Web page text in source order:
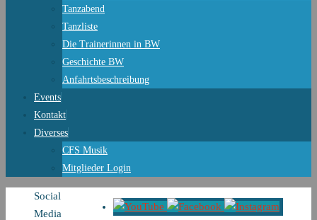
Tanzabend
Tanzliste
Die Trainerinnen in BW
Geschichte BW
Anfahrtsbeschreibung
Events
Kontakt
Diverses
CFS Musik
Mitglieder Login
Start
Social
Media